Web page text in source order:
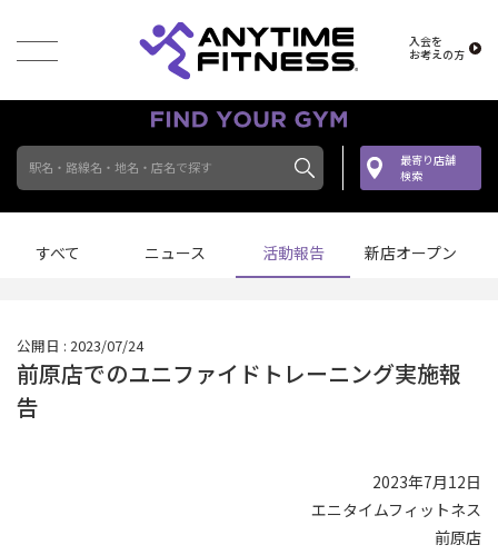
入会を
お考えの方
駅名・路線名・地名・店名で探す
最寄り店舗
検索
すべて ニュース 活動報告 新店オープン
公開日 : 2023/07/24
前原店でのユニファイドトレーニング実施報
告
2023年7月12日
エニタイムフィットネス
前原店